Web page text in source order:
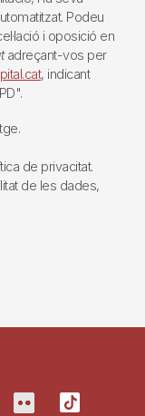
Podeu
i oposició en
adreçant-vos per
, indicant
de privacitat.
de les dades,